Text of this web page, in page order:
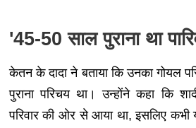
'45-50 साल पुराना था
केतन के दादा ने बताया कि उनका गोयल
पुराना परिचय था। उन्होंने कहा कि
परिवार की ओर से आया था, इसलिए कभी